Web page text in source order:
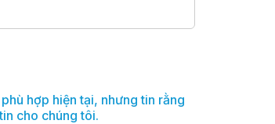
hợp hiện tại, nhưng tin rằng
cho chúng tôi.